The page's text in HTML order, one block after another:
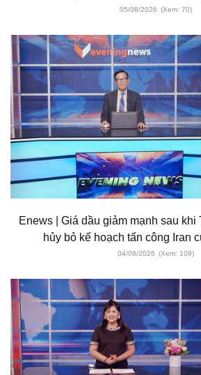
05/08/2026 (Xem: 70)
Enews | Giá dầu giảm mạnh sau khi
hủy bỏ kế hoạch tấn công Iran
04/08/2026 (Xem: 109)